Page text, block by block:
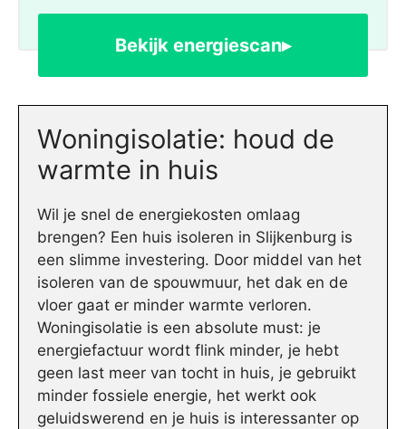
Bekijk energiescan▸
Woningisolatie: houd de
warmte in huis
Wil je snel de energiekosten omlaag
brengen? Een huis isoleren in Slijkenburg is
een slimme investering. Door middel van het
isoleren van de spouwmuur, het dak en de
vloer gaat er minder warmte verloren.
Woningisolatie is een absolute must: je
energiefactuur wordt flink minder, je hebt
geen last meer van tocht in huis, je gebruikt
minder fossiele energie, het werkt ook
geluidswerend en je huis is interessanter op